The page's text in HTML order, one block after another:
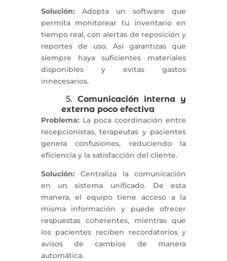
Solución: Adopta un software que
permita monitorear tu inventario en
tiempo real, con alertas de reposición y
reportes de uso. Así garantizas que
siempre haya suficientes materiales
disponibles y evitas gastos
innecesarios.
5. Comunicación interna y
externa poco efectiva
Problema: La poca coordinación entre
recepcionistas, terapeutas y pacientes
genera confusiones, reduciendo la
eficiencia y la satisfacción del cliente.
Solución: Centraliza la comunicación
en un sistema unificado. De esta
manera, el equipo tiene acceso a la
misma información y puede ofrecer
respuestas coherentes, mientras que
los pacientes reciben recordatorios y
avisos de cambios de manera
automática.